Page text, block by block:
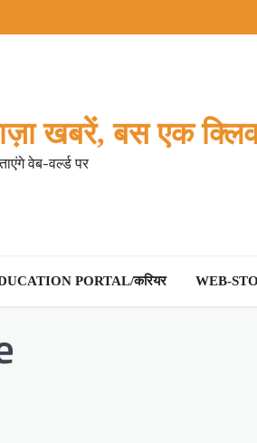
खबरें, बस एक
वेब-वर्ल्ड पर
PORTAL/करियर WEB-